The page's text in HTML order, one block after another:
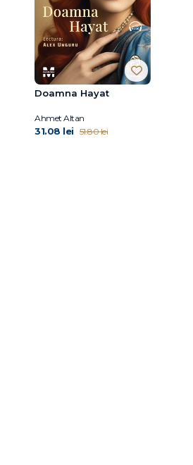
Doamna Hayat
Ahmet Altan
31.08 lei 51.80 lei